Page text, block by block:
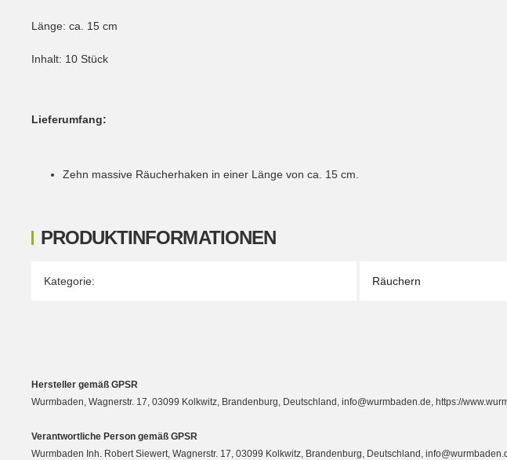
PRODUKTINFORMATIONEN
Produkteigenschaft
Wert
Kategorie: Räuchern
Länge: ca. 15 cm
Inhalt: 10 Stück
Lieferumfang:
Zehn massive Räucherhaken in einer Länge von ca. 15 cm.
Hersteller gemäß GPSR
Wurmbaden, Wagnerstr. 17, 03099 Kolkwitz, Brandenburg, Deutschland, info@wurmbaden.de, https://
Verantwortliche Person gemäß GPSR
Wurmbaden Inh. Robert Siewert, Wagnerstr. 17, 03099 Kolkwitz, Brandenburg, Deutschland,